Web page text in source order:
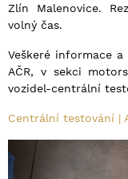
Zlín Malenovice.
volný čas.
Veškeré informace
AČR, v sekci
vozidel-centrální
Centrální testování |